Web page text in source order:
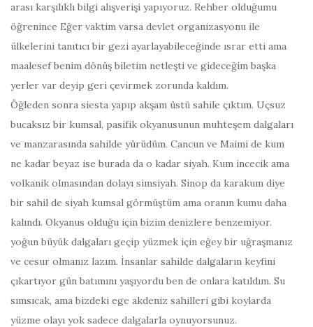
arası karşılıklı bilgi alışverişi yapıyoruz. Rehber olduğumu
öğrenince Eğer vaktim varsa devlet organizasyonu ile
ülkelerini tanıtıcı bir gezi ayarlayabileceğinde ısrar etti ama
maalesef benim dönüş biletim netleşti ve gideceğim başka
yerler var deyip geri çevirmek zorunda kaldım.
Öğleden sonra siesta yapıp akşam üstü sahile çıktım. Uçsuz
bucaksız bir kumsal, pasifik okyanusunun muhteşem dalgaları
ve manzarasında sahilde yürüdüm. Cancun ve Maimi de kum
ne kadar beyaz ise burada da o kadar siyah. Kum incecik ama
volkanik olmasından dolayı simsiyah. Sinop da karakum diye
bir sahil de siyah kumsal görmüştüm ama oranın kumu daha
kalındı. Okyanus olduğu için bizim denizlere benzemiyor.
yoğun büyük dalgaları geçip yüzmek için eğey bir uğraşmanız
ve cesur olmanız lazım. İnsanlar sahilde dalgaların keyfini
çıkartıyor gün batımını yaşıyordu ben de onlara katıldım. Su
sımsıcak, ama bizdeki ege akdeniz sahilleri gibi koylarda
yüzme olayı yok sadece dalgalarla oynuyorsunuz.